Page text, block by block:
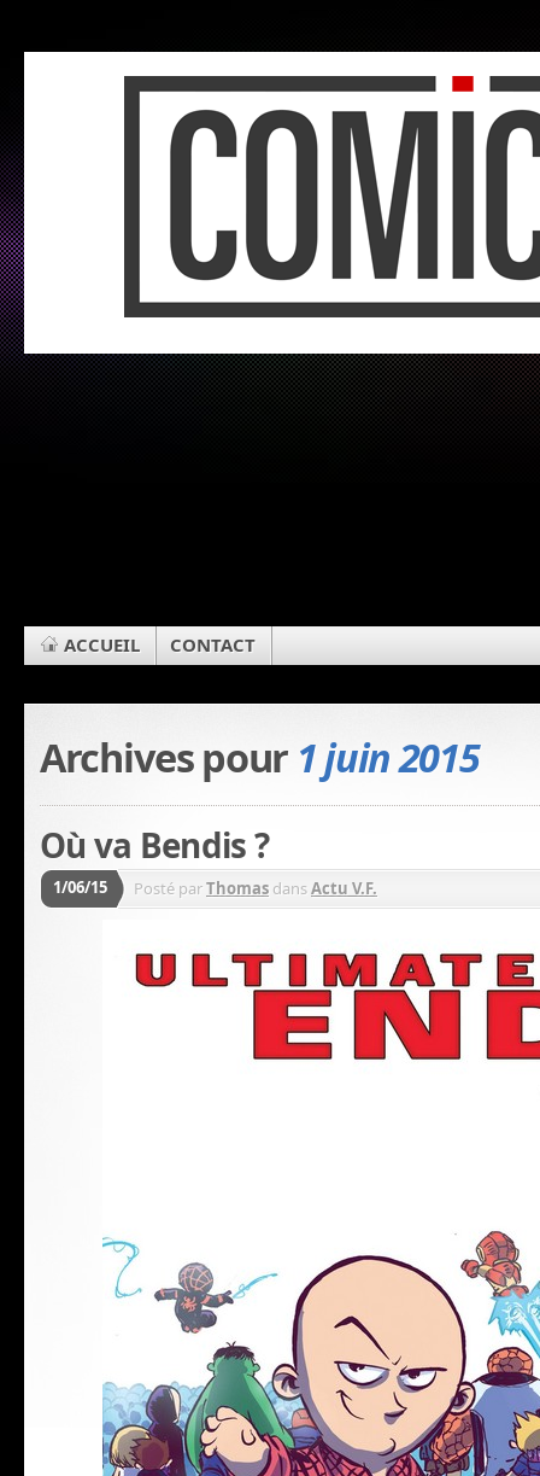
ACCUEIL CONTACT
Archives pour 1 juin 2015
Où va Bendis ?
1/06/15 Posté parThomas dansActu V.F.